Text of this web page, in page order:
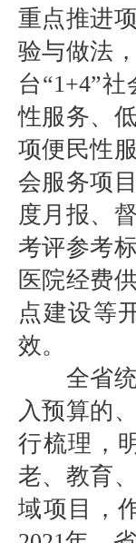
重点推进
验与做法
台“1+4”
性服务、
项便民性
会服务项
度月报、
考评参考
医院经费
点建设等
效。
全省统
入预算的
行梳理，
老、教育
域项目，